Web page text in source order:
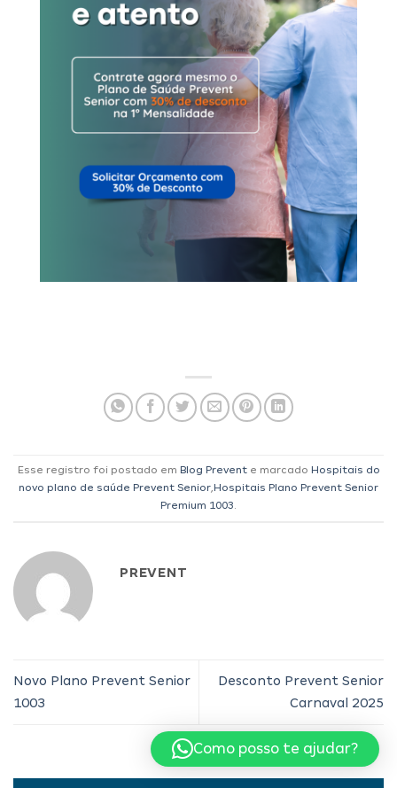
Esse registro foi postado em Blog Prevente marcado Hospitais do
novo plano de saúde Prevent Senior,Hospitais Plano Prevent Senior
Premium 1003.
PREVENT
Novo Plano Prevent Senior
1003
Desconto Prevent Senior
Carnaval 2025
Como posso te ajudar?